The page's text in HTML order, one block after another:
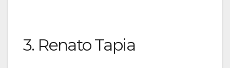
3. Renato Tapia